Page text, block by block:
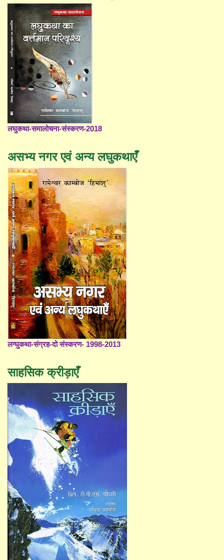
लघुकथा-समालोचना-संस्करण-2018
असभ्य नगर एवं अन्य लघुकथाएँ
लग्घुकथा-संग्रह-दो संस्करण- 1998-2013
साहसिक क्रीड़ाएँ